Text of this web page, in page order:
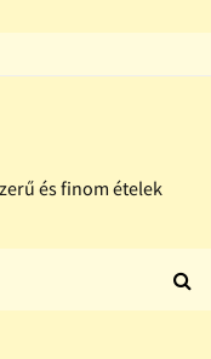
és finom ételek